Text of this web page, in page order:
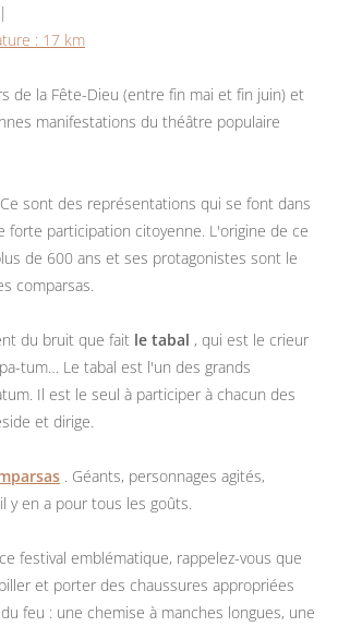
: 17 km
de la Fête-Dieu (entre fin mai et fin juin) et
manifestations du théâtre populaire
Ce sont des représentations qui se font dans
forte participation citoyenne. L'origine de ce
de 600 ans et ses protagonistes sont le
comparsas.
du bruit que fait le tabal , qui est le crieur
tum… Le tabal est l'un des grands
Il est le seul à participer à chacun des
et dirige.
. Géants, personnages agités,
y en a pour tous les goûts.
festival emblématique, rappelez-vous que
et porter des chaussures appropriées
feu : une chemise à manches longues, une